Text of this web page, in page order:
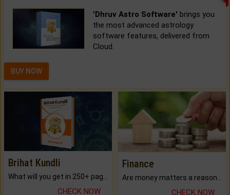
'Dhruv Astro Software' brings you
the most advanced astrology
software features, delivered from
Cloud.
BUY NOW
Brihat Kundli
CHECK NOW
Finance
CHECK NOW